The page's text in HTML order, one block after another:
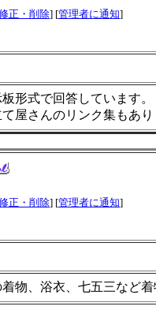
正・削除] [管理者に通知]
形式で回答しています。
屋さんのリンク集もあ
正・削除] [管理者に通知]
物、浴衣、七五三など